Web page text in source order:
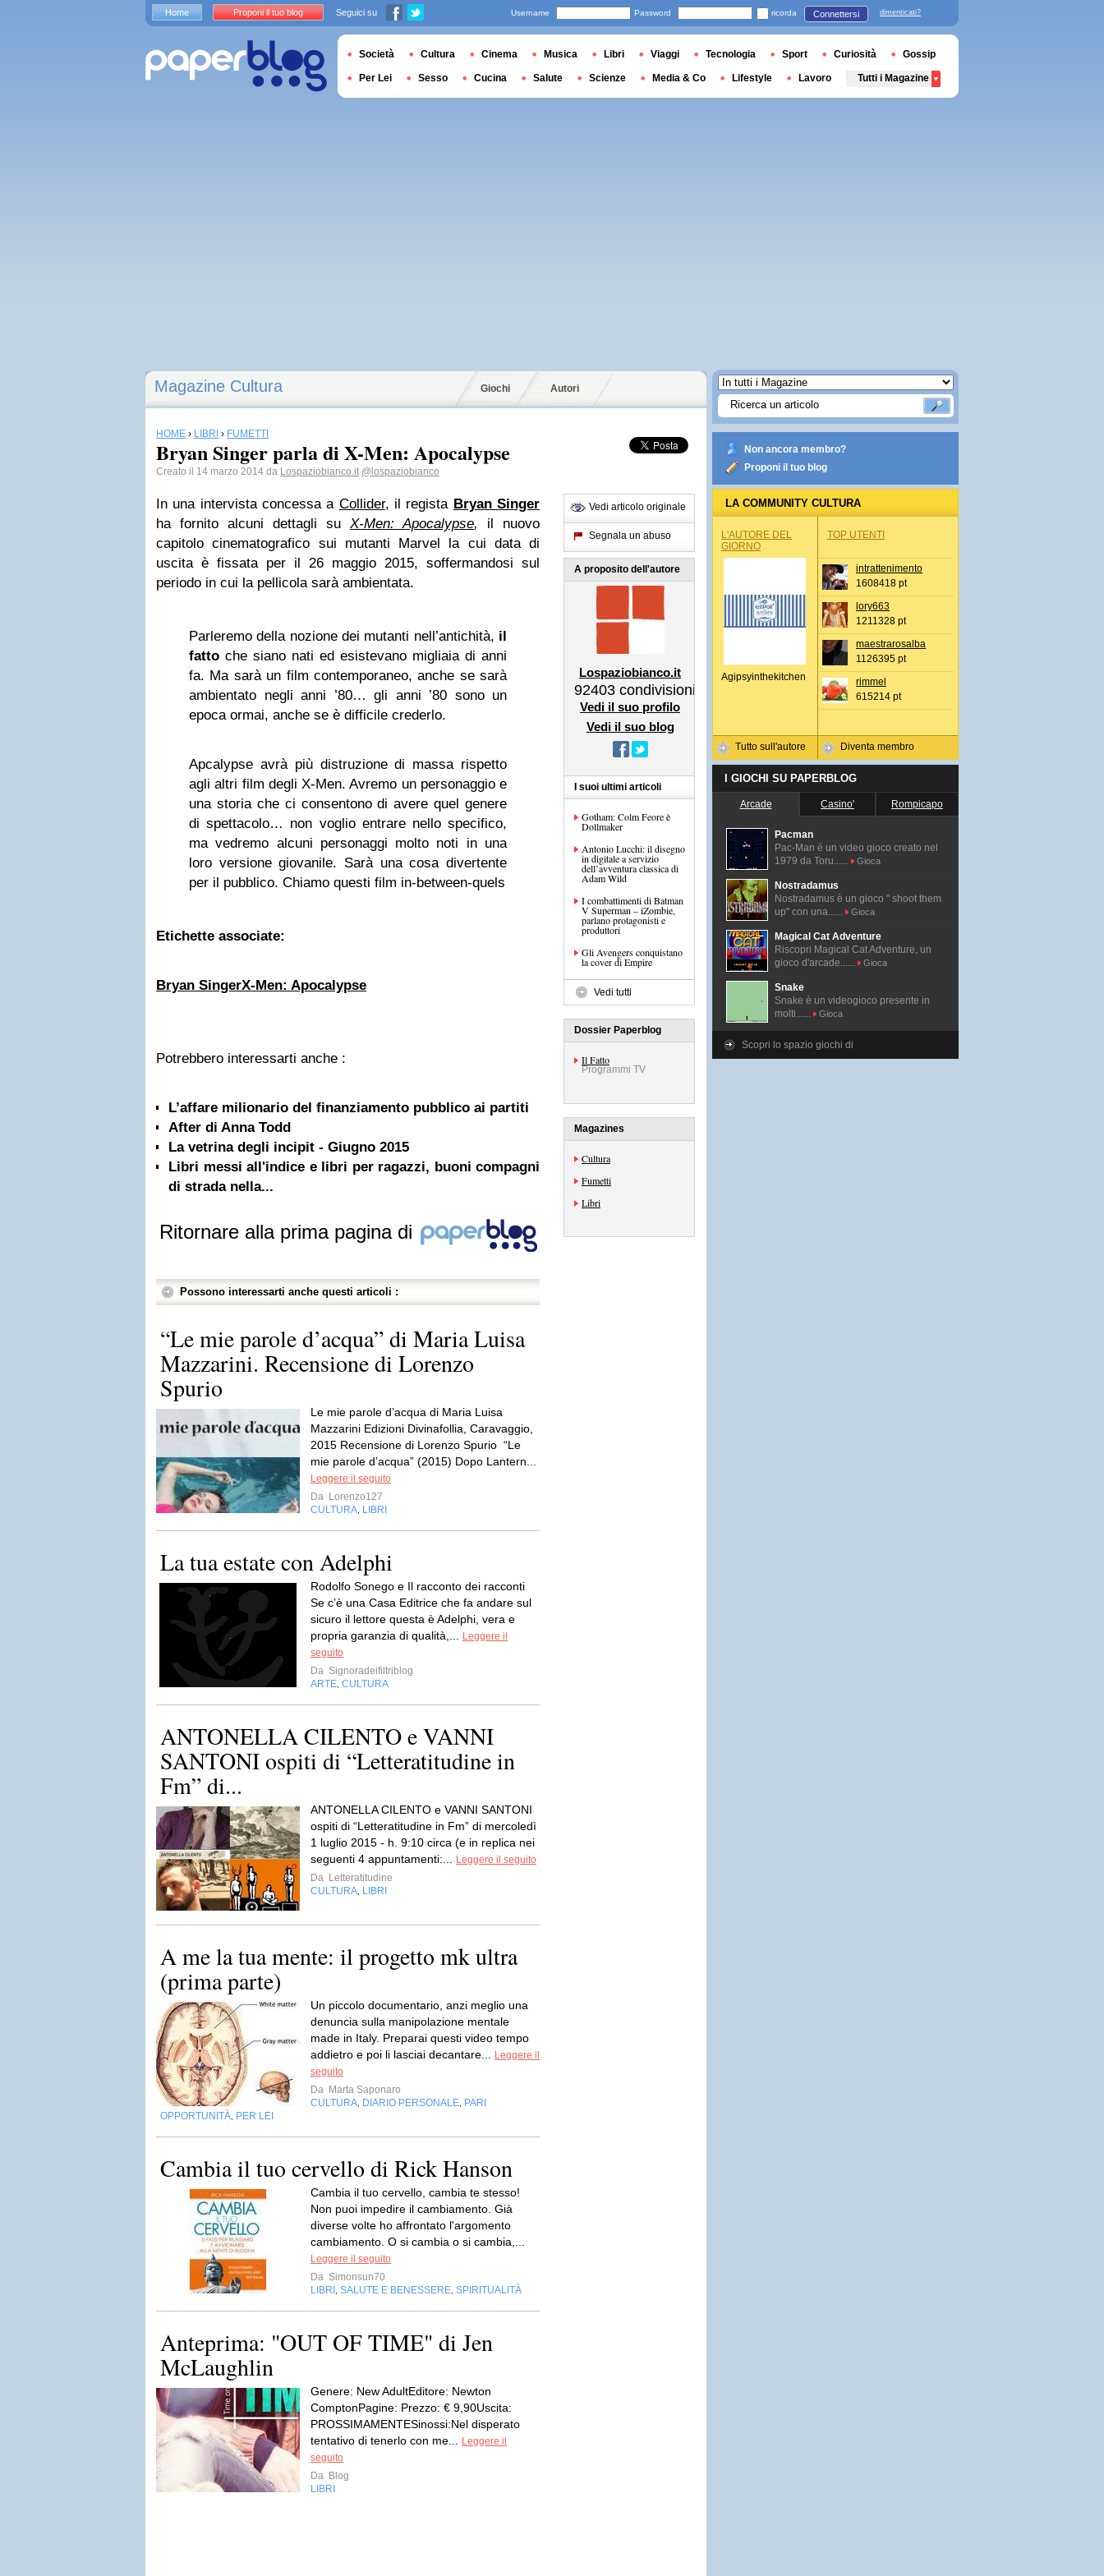
Magazine Cultura Giochi Autori
HOME › LIBRI › FUMETTI
Bryan Singer parla di X-Men: Apocalypse
Creato il 14 marzo 2014 da Lospaziobianco.it @lospaziobianco
In una intervista concessa a Collider, il regista Bryan Singer
ha fornito alcuni dettagli su X-Men: Apocalypse, il nuovo
capitolo cinematografico sui mutanti Marvel la cui data di
uscita è fissata per il 26 maggio 2015, soffermandosi sul
periodo in cui la pellicola sarà ambientata.
Parleremo della nozione dei mutanti nell’antichità, il
fatto che siano nati ed esistevano migliaia di anni
fa. Ma sarà un film contemporaneo, anche se sarà
ambientato negli anni ’80… gli anni ’80 sono un
epoca ormai, anche se è difficile crederlo.
Apcalypse avrà più distruzione di massa rispetto
agli altri film degli X-Men. Avremo un personaggio e
una storia che ci consentono di avere quel genere
di spettacolo… non voglio entrare nello specifico,
ma vedremo alcuni personaggi molto noti in una
loro versione giovanile. Sarà una cosa divertente
per il pubblico. Chiamo questi film in-between-quels
Etichette associate:
Bryan SingerX-Men: Apocalypse
Potrebbero interessarti anche :
L’affare milionario del finanziamento pubblico ai partiti
After di Anna Todd
La vetrina degli incipit - Giugno 2015
Libri messi all'indice e libri per ragazzi, buoni compagni
di strada nella...
Ritornare alla prima pagina di
Possono interessarti anche questi articoli :
“Le mie parole d’acqua” di Maria Luisa
Mazzarini. Recensione di Lorenzo
Spurio
Le mie parole d’acqua di Maria Luisa
Mazzarini Edizioni Divinafollia, Caravaggio,
2015 Recensione di Lorenzo Spurio “Le
mie parole d’acqua” (2015) Dopo Lantern...
Leggere il seguito
Da Lorenzo127
CULTURA LIBRI
La tua estate con Adelphi
Rodolfo Sonego e Il racconto dei racconti
Se c’è una Casa Editrice che fa andare sul
sicuro il lettore questa è Adelphi, vera e
propria garanzia di qualità,...
Leggere il
seguito
Da Signoradeifiltriblog
ARTE CULTURA
ANTONELLA CILENTO e VANNI
SANTONI ospiti di “Letteratitudine in
Fm” di...
ANTONELLA CILENTO e VANNI SANTONI
ospiti di “Letteratitudine in Fm” di mercoledì
1 luglio 2015 - h. 9:10 circa (e in replica nei
seguenti 4 appuntamenti:...
Leggere il seguito
Da Letteratitudine
CULTURA LIBRI
A me la tua mente: il progetto mk ultra
(prima parte)
Un piccolo documentario, anzi meglio una
denuncia sulla manipolazione mentale
made in Italy. Preparai questi video tempo
addietro e poi li lasciai decantare...
Leggere il
seguito
Da Marta Saponaro
CULTURA DIARIO PERSONALE PARI
OPPORTUNITÀ PER LEI
Cambia il tuo cervello di Rick Hanson
Cambia il tuo cervello, cambia te stesso!
Non puoi impedire il cambiamento. Già
diverse volte ho affrontato l'argomento
cambiamento. O si cambia o si cambia,...
Leggere il seguito
Da Simonsun70
LIBRI
SALUTE E BENESSERE SPIRITUALITÀ
Anteprima: "OUT OF TIME" di Jen
McLaughlin
Genere: New AdultEditore: Newton
ComptonPagine: Prezzo: € 9,90Uscita:
PROSSIMAMENTESinossi:Nel disperato
tentativo di tenerlo con me...
Leggere il
seguito
Da Blog
LIBRI
Vedi articolo originale
Segnala un abuso
A proposito dell'autore
Lospaziobianco.it
92403 condivisioni
Vedi il suo profilo
Vedi il suo blog
I suoi ultimi articoli
Gotham: Colm Feore è
Dollmaker
Antonio Lucchi: il disegno
in digitale a servizio
dell’avventura classica di
Adam Wild
I combattimenti di Batman
V Superman – iZombie,
parlano protagonisti e
produttori
Gli Avengers conquistano
la cover di Empire
Vedi tutti
Dossier Paperblog
Il Fatto
Programmi TV
Magazines
Cultura
Fumetti
Libri
Non ancora membro?
Proponi il tuo blog
LA COMMUNITY CULTURA
L'AUTORE DEL
GIORNO
Agipsyinthekitchen
Tutto sull'autore
TOP UTENTI
intrattenimento
1608418 pt
lory663
1211328 pt
maestrarosalba
1126395 pt
rimmel
615214 pt
Diventa membro
I GIOCHI SU PAPERBLOG
Arcade Casino' Rompicapo
Pacman
Pac-Man é un video gioco creato nel
1979 da Toru......
Gioca
Nostradamus
Nostradamus è un gioco " shoot them
up" con una......
Gioca
Magical Cat Adventure
Riscopri Magical Cat Adventure, un
gioco d'arcade......
Gioca
Snake
Snake è un videogioco presente in
molti......
Gioca
Scopri lo spazio giochi di
Home Proponi il tuo blog Seguici su Username Password ricorda Connettersi dimenticati?
Società Cultura Cinema Musica Libri Viaggi Tecnologia Sport Curiosità Gossip
Per Lei Sesso Cucina Salute Scienze Media & Co Lifestyle Lavoro Tutti i Magazine